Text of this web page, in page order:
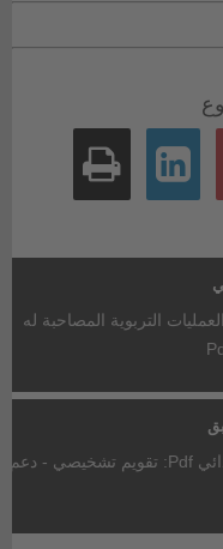
التربوية المصاحبة له
مذكرة يومية معبأة طيلة شتنبر فرنسي ابتدائي Pdf: تقويم تشخيصي - دعم